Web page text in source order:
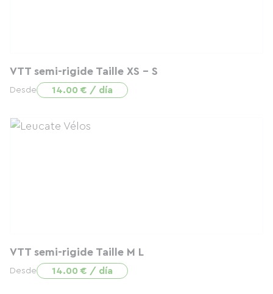
VTT semi-rigide Taille XS - S
Desde 14.00 € / día
VTT semi-rigide Taille M L
Desde 14.00 € / día